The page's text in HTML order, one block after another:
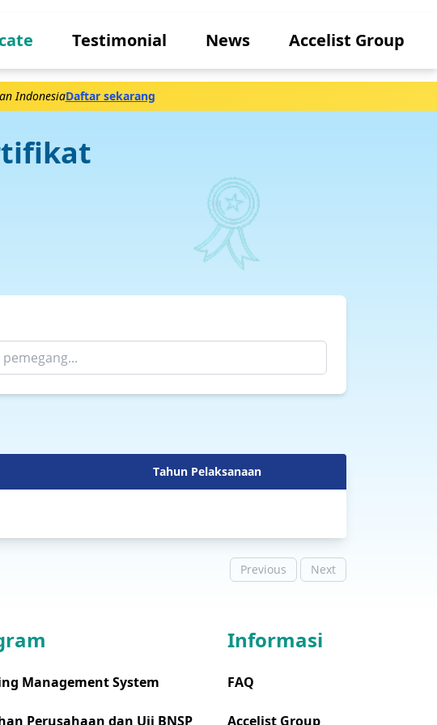
Testimonial News Accelist Group
IndonesiaDaftar sekarang
Tahun Pelaksanaan
Previous Next
Management System
Perusahaan dan Uji BNSP
Informasi
FAQ
Accelist Group